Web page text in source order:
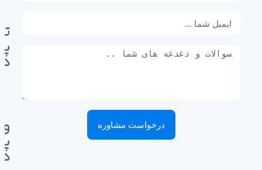
درخواست مشاوره